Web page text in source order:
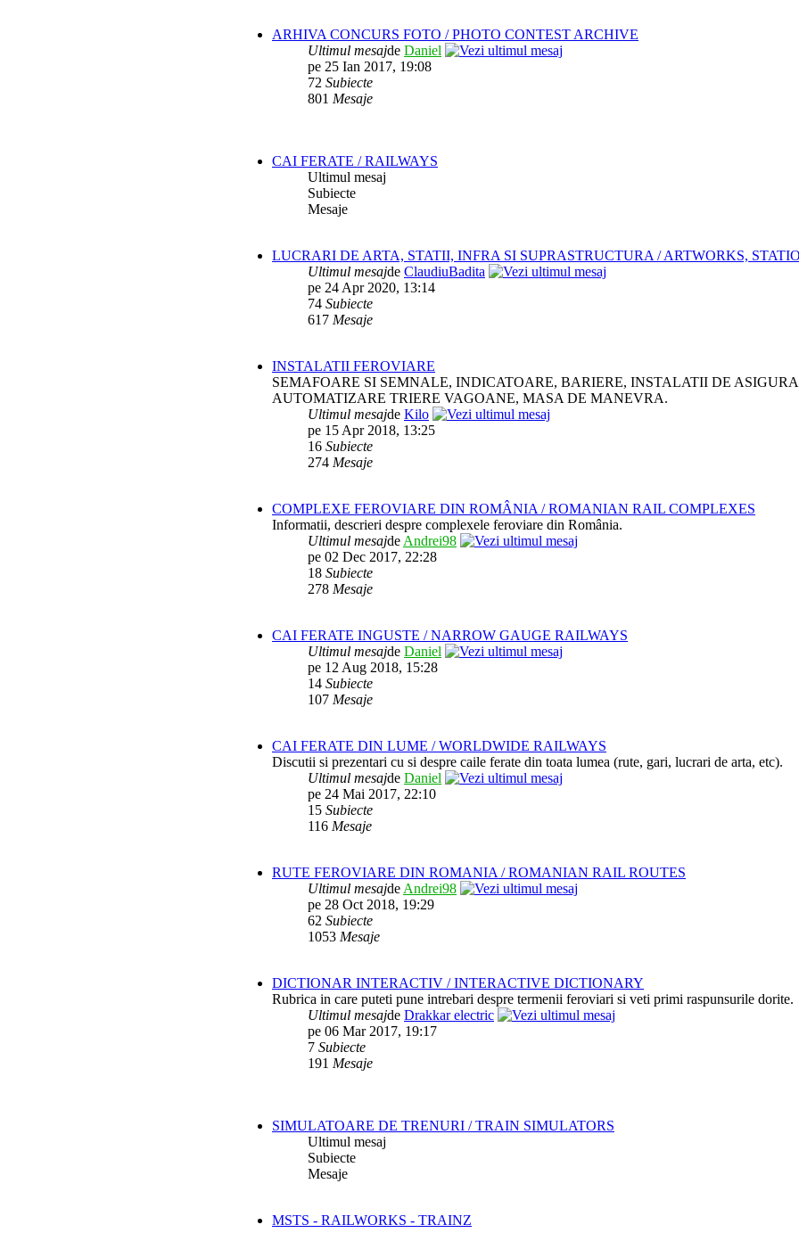
ARHIVA CONCURS FOTO / PHOTO CONTEST ARCHIVE
Ultimul mesajde Daniel
pe 25 Ian 2017, 19:08
72 Subiecte
801 Mesaje
CAI FERATE / RAILWAYS
Ultimul mesaj
Subiecte
Mesaje
LUCRARI DE ARTA, STATII, INFRA SI SUPRASTRUCTURA / ARTWORKS,
Ultimul mesajde ClaudiuBadita
pe 24 Apr 2020, 13:14
74 Subiecte
617 Mesaje
INSTALATII FEROVIARE
SEMAFOARE SI SEMNALE, INDICATOARE, BARIERE, INSTALATII DE
AUTOMATIZARE TRIERE VAGOANE, MASA DE MANEVRA.
Ultimul mesajde Kilo
pe 15 Apr 2018, 13:25
16 Subiecte
274 Mesaje
COMPLEXE FEROVIARE DIN ROMÂNIA / ROMANIAN RAIL COMPLEXES
Informatii, descrieri despre complexele feroviare din România.
Ultimul mesajde Andrei98
pe 02 Dec 2017, 22:28
18 Subiecte
278 Mesaje
CAI FERATE INGUSTE / NARROW GAUGE RAILWAYS
Ultimul mesajde Daniel
pe 12 Aug 2018, 15:28
14 Subiecte
107 Mesaje
CAI FERATE DIN LUME / WORLDWIDE RAILWAYS
Discutii si prezentari cu si despre caile ferate din toata lumea (rute, gari, lucrari de arta, etc).
Ultimul mesajde Daniel
pe 24 Mai 2017, 22:10
15 Subiecte
116 Mesaje
RUTE FEROVIARE DIN ROMANIA / ROMANIAN RAIL ROUTES
Ultimul mesajde Andrei98
pe 28 Oct 2018, 19:29
62 Subiecte
1053 Mesaje
DICTIONAR INTERACTIV / INTERACTIVE DICTIONARY
Rubrica in care puteti pune intrebari despre termenii feroviari si veti primi raspunsurile dorite.
Ultimul mesajde Drakkar electric
pe 06 Mar 2017, 19:17
7 Subiecte
191 Mesaje
SIMULATOARE DE TRENURI / TRAIN SIMULATORS
Ultimul mesaj
Subiecte
Mesaje
MSTS - RAILWORKS - TRAINZ